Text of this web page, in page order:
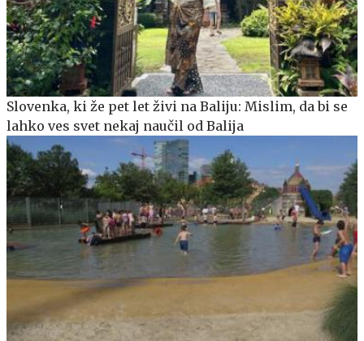
Slovenka, ki že pet let živi na Baliju: Mislim, da bi se
lahko ves svet nekaj naučil od Balija